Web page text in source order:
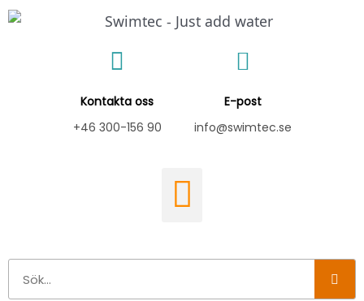
Hoppa
Kontakta oss
+46 300-156 90
E-post
info@swimtec.se